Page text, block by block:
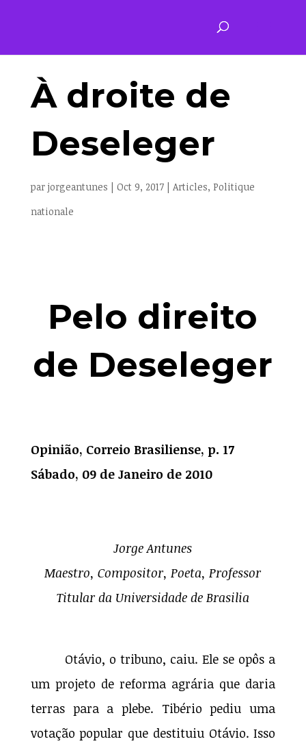
À droite de
Deseleger
par jorgeantunes | Oct 9, 2017| Articles, Politique
nationale
Pelo direito
de Deseleger
Opinião, Correio Brasiliense, p. 17
Sábado, 09 de Janeiro de 2010
Jorge Antunes
Maestro, Compositor, Poeta, Professor
Titular da Universidade de Brasilia
Otávio, o tribuno, caiu. Ele se opôs a
um projeto de reforma agrária que daria
terras para a plebe. Tibério pediu uma
votação popular que destituiu Otávio. Isso